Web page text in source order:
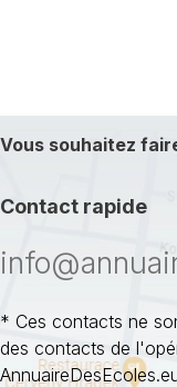
Vous souhaitez
Contact rapide
* Ces contacts ne
des contacts de